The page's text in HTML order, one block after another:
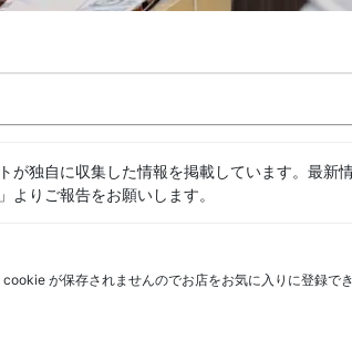
独自に収集した情報を掲載しています。最新
」よりご報告をお願いします。
が保存されませんのでお店をお気に入りに登録でき